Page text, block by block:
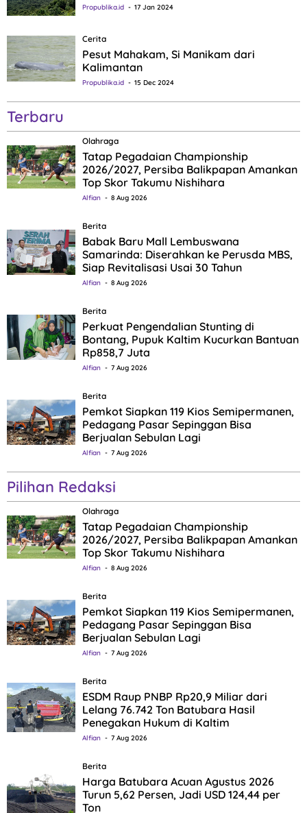
Propublika.id 17 Jan 2024
Cerita
Pesut Mahakam, Si Manikam dari
Kalimantan
Propublika.id 15 Dec 2024
Terbaru
Olahraga
Tatap Pegadaian Championship
2026/2027, Persiba Balikpapan Amankan
Top Skor Takumu Nishihara
Alfian 8 Aug 2026
Berita
Babak Baru Mall Lembuswana
Samarinda: Diserahkan ke Perusda MBS,
Siap Revitalisasi Usai 30 Tahun
Alfian 8 Aug 2026
Berita
Perkuat Pengendalian Stunting di
Bontang, Pupuk Kaltim Kucurkan Bantuan
Rp858,7 Juta
Alfian 7 Aug 2026
Berita
Pemkot Siapkan 119 Kios Semipermanen,
Pedagang Pasar Sepinggan Bisa
Berjualan Sebulan Lagi
Alfian 7 Aug 2026
Pilihan Redaksi
Olahraga
Tatap Pegadaian Championship
2026/2027, Persiba Balikpapan Amankan
Top Skor Takumu Nishihara
Alfian 8 Aug 2026
Berita
Pemkot Siapkan 119 Kios Semipermanen,
Pedagang Pasar Sepinggan Bisa
Berjualan Sebulan Lagi
Alfian 7 Aug 2026
Berita
ESDM Raup PNBP Rp20,9 Miliar dari
Lelang 76.742 Ton Batubara Hasil
Penegakan Hukum di Kaltim
Alfian 7 Aug 2026
Berita
Harga Batubara Acuan Agustus 2026
Turun 5,62 Persen, Jadi USD 124,44 per
Ton